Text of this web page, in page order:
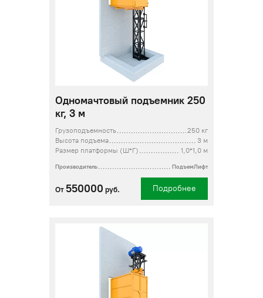
Одномачтовый подъемник 250
кг, 3 м
Грузоподъемность
250 кг
Высота подъема
3 м
Размер платформы (Ш*Г)
1,0*1,0 м
Производитель ПодъемЛифт
От 550000 руб. Подробнее